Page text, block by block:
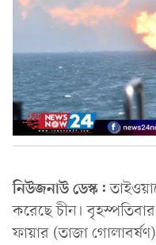
নিউজনাউ ডেস্ক:
করেছে চীন।
ফায়ার (তাজা